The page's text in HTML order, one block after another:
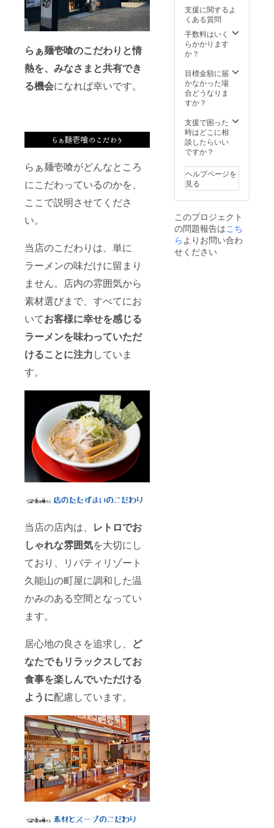
らぁ麺壱喰のこだわりと情
熱を、みなさまと共有でき
る機会になれば幸いです。
らぁ麺壱喰がどんなところ
にこだわっているのかを、
ここで説明させてくださ
い。
当店のこだわりは、単に
ラーメンの味だけに留まり
ません。店内の雰囲気から
素材選びまで、すべてにお
いてお客様に幸せを感じる
ラーメンを味わっていただ
けることに注力していま
す。
当店の店内は、 レトロでお
しゃれな雰囲気を大切にし
ており、リバティリゾート
久能山の町屋に調和した温
かみのある空間となってい
ます。
居心地の良さを追求し、 ど
なたでもリラックスしてお
食事を楽しんでいただける
ように配慮しています。
をさせ
ていた
だきま
す。
ぜひ、
らぁ麺
壱喰特
製レン
ゲを
ご来店
くださ
い！ ご
利用可
間：
2024年
4月～
2025年
※こちら
のリ
ターン
はご来
お渡し
となり
ます。
郵送は
できま
支援に関するよ
くある質問
手数料はいく
らかかります
か？
目標金額に届
かなかった場
合どうなりま
すか？
支援で困った
時はどこに相
談したらいい
ですか？
ヘルプページを
見る
このプロジェクト
の問題報告はこち
らよりお問い合わ
せください